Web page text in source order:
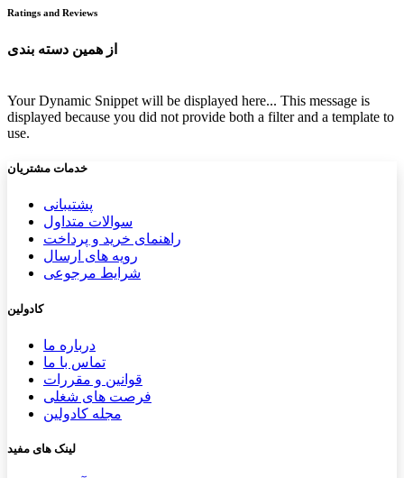
Ratings and Reviews
از همین دسته بندی
Your Dynamic Snippet will be displayed here... This message is
displayed because you did not provide both a filter and a template to
use.
خدمات مشتریان
پشتیب​​انی
سوالات متداول
راهنمای خرید و پرداخت
رویه های ارسال
شرایط مرجوعی
کادولین
درباره ما
تماس با ما
قوانین و مقررات
فرصت های شغلی
مجله کادولین
لینک های مفید